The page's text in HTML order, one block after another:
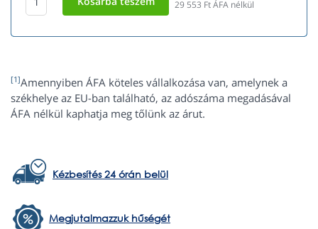
29 553 Ft ÁFA nélkül
[1]Amennyiben ÁFA köteles vállalkozása van, amelynek a
székhelye az EU-ban található, az adószáma megadásával
ÁFA nélkül kaphatja meg tőlünk az árut.
Kézbesítés 24 órán belül
Megjutalmazzuk hűségét